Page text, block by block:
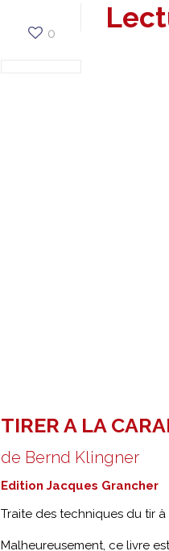
0
TIRER A LA
de Bernd Klingner
Edition Jacques Grancher
Traite des techniques du tir
Malheureusement, ce livre